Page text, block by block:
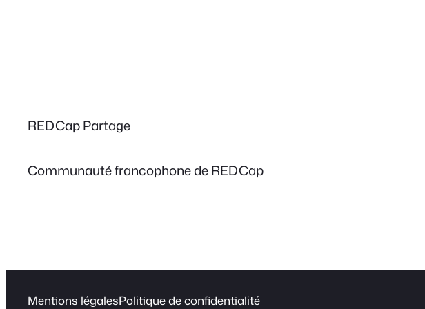
REDCap Partage
Communauté francophone de REDCap
Mentions légalesPolitique de confidentialité